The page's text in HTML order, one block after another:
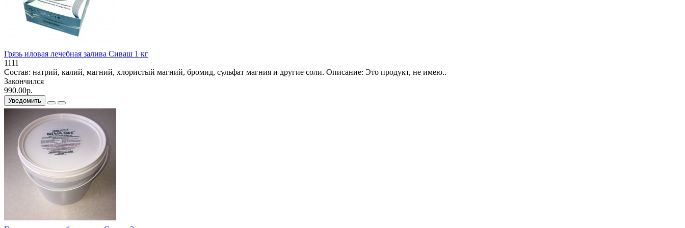
Грязь иловая лечебная залива Сиваш 1 кг
1111
Состав: натрий, калий, магний, хлористый магний, бромид, сульфат магния и другие соли. Описание: Это продукт, не имею..
Закончился
990.00р.
Уведомить